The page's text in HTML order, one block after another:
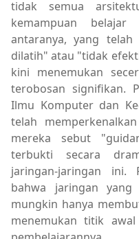
tidak semua
kemampuan
antaranya, yang
dilatih" atau "tidak
kini menemukan
terobosan signifikan.
Ilmu Komputer dan
telah
mereka sebut
terbukti secara
jaringan-jaringan ini.
bahwa jaringan
mungkin hanya
menemukan titik